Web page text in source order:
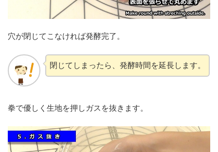
穴が閉じてこなければ発酵完了。
閉じてしまったら、発酵時間を延長します。
拳で優しく生地を押しガスを抜きます。